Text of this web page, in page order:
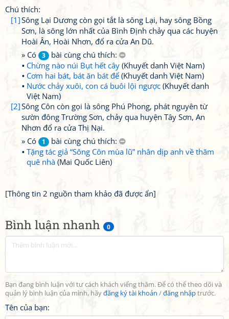
Bình luận nhanh 0
Bạn đang bình luận với tư cách khách viếng thăm. Để có thể theo dõi và
quản lý bình luận của mình, hãyđăng ký tài khoản /đăng nhậptrước.
Tên của bạn:
Chú thích:
[1]Sông Lại Dương còn gọi tắt là sông Lại, hay sông Bồng
Sơn, là sông lớn nhất của Bình Định chảy qua các huyện
Hoài Ân, Hoài Nhơn, đổ ra cửa An Dũ.
» Có
3
bài cùng chú thích:
Chừng nào núi Bụt hết cây (Khuyết danh Việt Nam)
Cơm hai bát, bát ăn bát để (Khuyết danh Việt Nam)
Nước chảy xuôi, con cá buôi lội ngược (Khuyết danh
Việt Nam)
[2]Sông Côn còn gọi là sông Phú Phong, phát nguyên từ
sườn đông Trường Sơn, chảy qua huyện Tây Sơn, An
Nhơn đổ ra cửa Thị Nại.
» Có
1
bài cùng chú thích:
Tặng tác giả “Sông Côn mùa lũ” nhân dịp anh về thăm
quê nhà (Mai Quốc Liên)
[Thông tin 2 nguồn tham khảo đã được ẩn]